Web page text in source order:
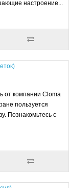
настроение...
от компании Cloma
пользуется
Познакомьтесь с